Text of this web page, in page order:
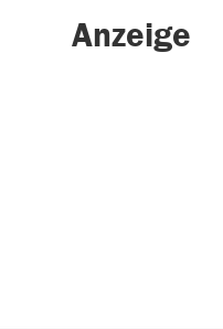
Anzeige